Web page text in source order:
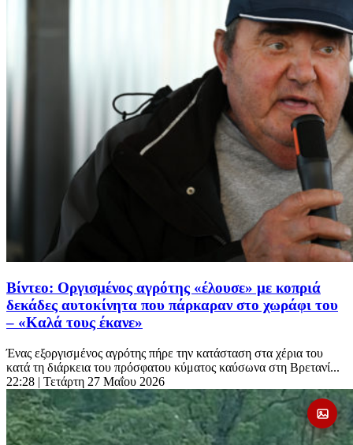
Βίντεο: Οργισμένος αγρότης «έλουσε» με κοπριά
δεκάδες αυτοκίνητα που πάρκαραν στο χωράφι του
– «Καλά τους έκανε»
Ένας εξοργισμένος αγρότης πήρε την κατάσταση στα χέρια του
κατά τη διάρκεια του πρόσφατου κύματος καύσωνα στη Βρετανί...
22:28 | Τετάρτη 27 Μαΐου 2026